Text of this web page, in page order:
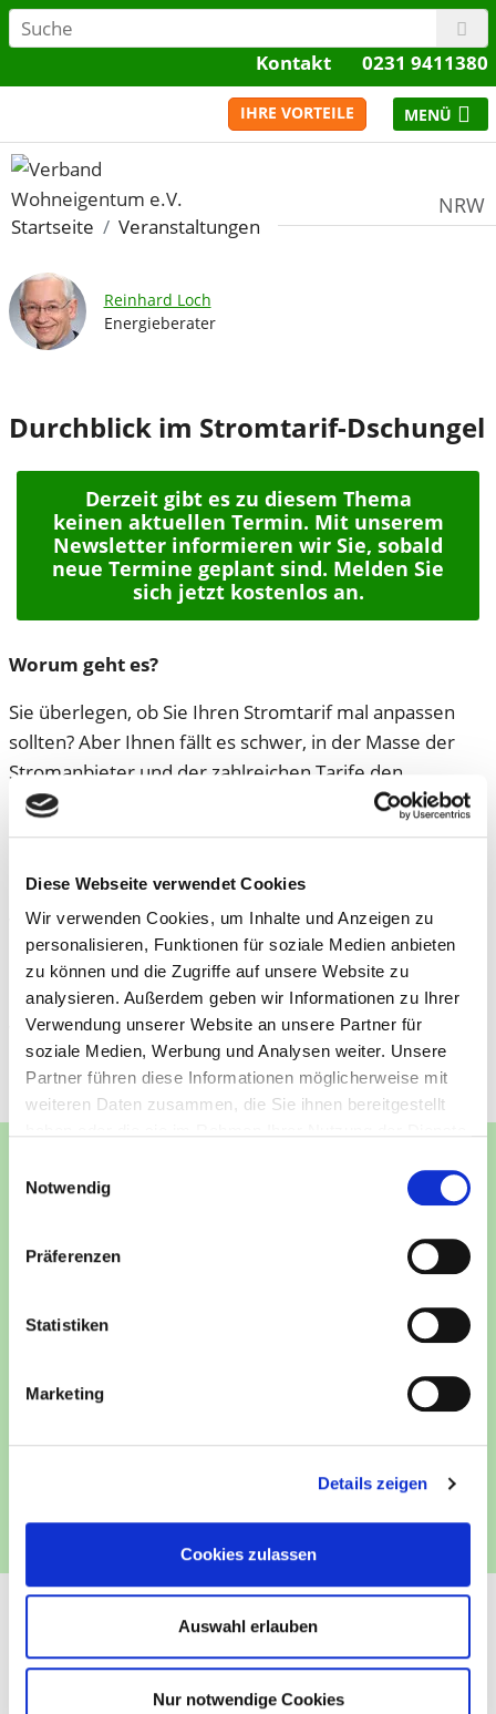
Diese Webseite verwendet Cookies
Wir verwenden Cookies, um Inhalte und Anzeigen zu
personalisieren, Funktionen für soziale Medien anbieten
zu können und die Zugriffe auf unsere Website zu
analysieren. Außerdem geben wir Informationen zu Ihrer
Verwendung unserer Website an unsere Partner für
soziale Medien, Werbung und Analysen weiter. Unsere
Partner führen diese Informationen möglicherweise mit
weiteren Daten zusammen, die Sie ihnen bereitgestellt
Notwendig
Präferenzen
Statistiken
Marketing
Details zeigen
Cookies zulassen
Auswahl erlauben
Nur notwendige Cookies
Kontakt 0231 9411380
IHRE VORTEILE
NRW
Startseite Veranstaltungen
Reinhard Loch
Energieberater
Durchblick im Stromtarif-Dschungel
Derzeit gibt es zu diesem Thema
keinen aktuellen Termin. Mit unserem
Newsletter informieren wir Sie, sobald
neue Termine geplant sind. Melden Sie
sich jetzt kostenlos an.
Worum geht es?
Sie überlegen, ob Sie Ihren Stromtarif mal anpassen
sollten? Aber Ihnen fällt es schwer, in der Masse der
Stromanbieter und der zahlreichen Tarife den
Überblick zu behalten? Und was sind überhaupt die viel
beworbenen dynamischen Stromtarife? Höchste Zeit,
Experten Dr. Reinhard Loch wahrnehmen. Er erklärt die
wichtigsten Basics rund um Stromtarife und -anbieter.
Hinweis: Bitte beachten Sie, dass eine individuelle
Beratung im Rahmen des Webinars nicht geleistet
werden kann.
Die wichtigsten Inhalte:
Wie funktioniert der Strommarkt heutzutage?
Welche Vor- und Nachteile hat die freie Wahl
Welche Tarifmodelle sind die gängigsten?
Wie verändert die Energiewende den
Dr. Reinhard Loch
Energieberater